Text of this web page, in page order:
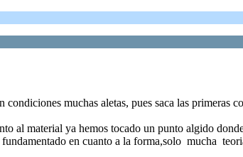
muchas aletas, pues saca las primeras
al material ya hemos tocado un punto algido
en cuanto a la forma,solo mucha